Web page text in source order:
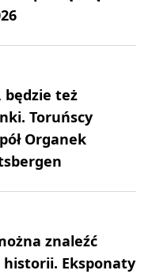
będzie też
Toruńscy
Organek
znaleźć
Eksponaty